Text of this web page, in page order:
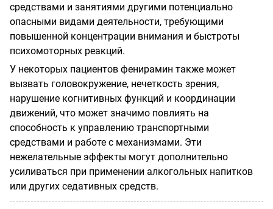
средствами и занятиями другими потенциально
опасными видами деятельности, требующими
повышенной концентрации внимания и быстроты
психомоторных реакций.
У некоторых пациентов фенирамин также может
вызвать головокружение, нечеткость зрения,
нарушение когнитивных функций и координации
движений, что может значимо повлиять на
способность к управлению транспортными
средствами и работе с механизмами. Эти
нежелательные эффекты могут дополнительно
усиливаться при применении алкогольных напитков
или других седативных средств.